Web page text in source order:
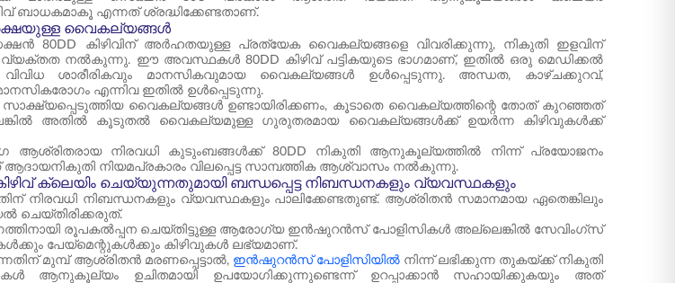
ബാധകമാകൂ എന്നത് ശ്രദ്ധിക്കേണ്ടതാണ്.
വൈകല്യങ്ങൾ
80DD കിഴിവിന് അർഹതയുള്ള പ്രത്യേക വൈകല്യങ്ങളെ വിവരിക്കുന്നു, നികുതി ഇളവിന്
നൽകുന്നു. ഈ അവസ്ഥകൾ 80DD കിഴിവ് പട്ടികയുടെ ഭാഗമാണ്, ഇതിൽ ഒരു മെഡിക്കൽ
വിവിധ ശാരീരികവും മാനസികവുമായ വൈകല്യങ്ങൾ ഉൾപ്പെടുന്നു. അന്ധത, കാഴ്ചക്കുറവ്,
എന്നിവ ഇതിൽ ഉൾപ്പെടുന്നു.
സാക്ഷ്യപ്പെടുത്തിയ വൈകല്യങ്ങൾ ഉണ്ടായിരിക്കണം, കൂടാതെ വൈകല്യത്തിന്റെ തോത് കുറഞ്ഞത്
അതിൽ കൂടുതൽ വൈകല്യമുള്ള ഗുരുതരമായ വൈകല്യങ്ങൾക്ക് ഉയർന്ന കിഴിവുകൾക്ക്
ആശ്രിതരായ നിരവധി കുടുംബങ്ങൾക്ക് 80DD നികുതി ആനുകൂല്യത്തിൽ നിന്ന് പ്രയോജനം
ആദായനികുതി നിയമപ്രകാരം വിലപ്പെട്ട സാമ്പത്തിക ആശ്വാസം നൽകുന്നു.
ക്ലെയിം ചെയ്യുന്നതുമായി ബന്ധപ്പെട്ട നിബന്ധനകളും വ്യവസ്ഥകളും
നിരവധി നിബന്ധനകളും വ്യവസ്ഥകളും പാലിക്കേണ്ടതുണ്ട്. ആശ്രിതൻ സമാനമായ ഏതെങ്കിലും
രൂപകൽപ്പന ചെയ്തിട്ടുള്ള ആരോഗ്യ ഇൻഷുറൻസ് പോളിസികൾ അല്ലെങ്കിൽ സേവിംഗ്സ്
പേയ്‌മെന്റുകൾക്കും കിഴിവുകൾ ലഭ്യമാണ്.
മുമ്പ് ആശ്രിതൻ മരണപ്പെട്ടാൽ, ഇൻഷുറൻസ് പോളിസിയിൽനിന്ന് ലഭിക്കുന്ന തുകയ്ക്ക് നികുതി
ആനുകൂല്യം ഉചിതമായി ഉപയോഗിക്കുന്നുണ്ടെന്ന് ഉറപ്പാക്കാൻ സഹായിക്കുകയും അത്